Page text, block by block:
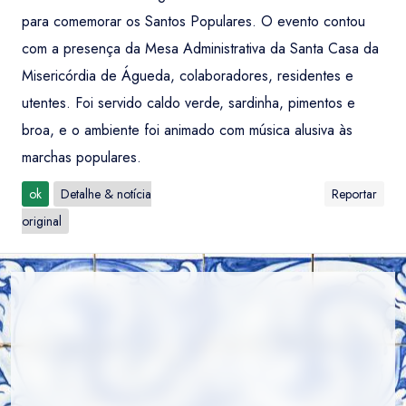
para comemorar os Santos Populares. O evento contou
com a presença da Mesa Administrativa da Santa Casa da
Misericórdia de Águeda, colaboradores, residentes e
utentes. Foi servido caldo verde, sardinha, pimentos e
broa, e o ambiente foi animado com música alusiva às
marchas populares.
ok
Detalhe & notícia
original
Reportar